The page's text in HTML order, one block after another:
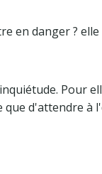
en danger ? elle
Pour
que d'attendre à